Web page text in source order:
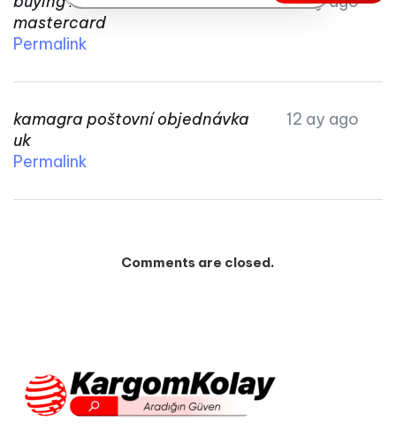
mastercard
Permalink
kamagra poštovní objednávka
uk
12 ay ago
Permalink
Comments are closed.